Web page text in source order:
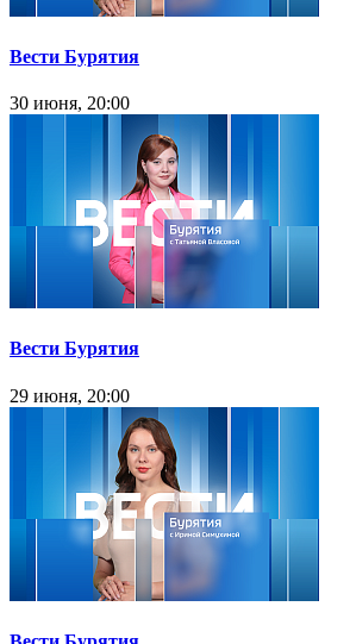
Вести Бурятия
30 июня, 20:00
Вести Бурятия
29 июня, 20:00